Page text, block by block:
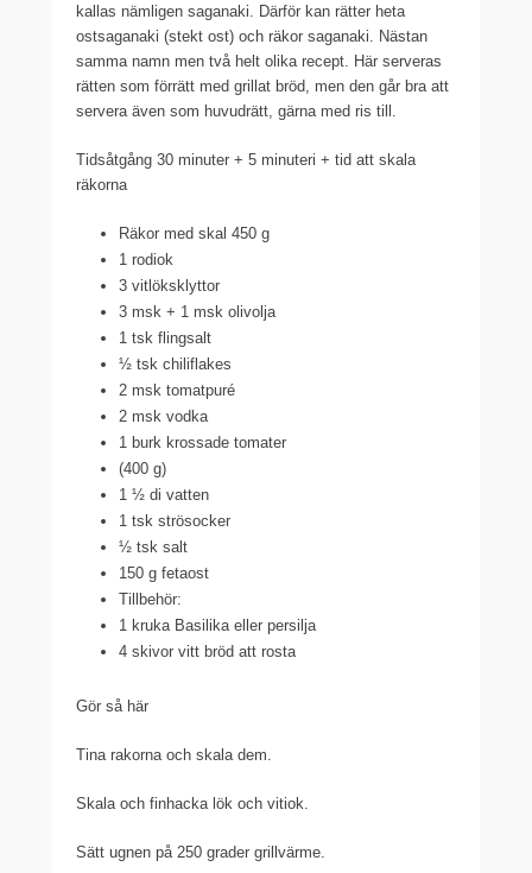
kallas nämligen saganaki. Därför kan rätter heta
ostsaganaki (stekt ost) och räkor saganaki. Nästan
samma namn men två helt olika recept. Här serveras
rätten som förrätt med grillat bröd, men den går bra att
servera även som huvudrätt, gärna med ris till.
Tidsåtgång 30 minuter + 5 minuteri + tid att skala
räkorna
Räkor med skal 450 g
1 rodiok
3 vitlöksklyttor
3 msk + 1 msk olivolja
1 tsk flingsalt
½ tsk chiliflakes
2 msk tomatpuré
2 msk vodka
1 burk krossade tomater
(400 g)
1 ½ di vatten
1 tsk strösocker
½ tsk salt
150 g fetaost
Tillbehör:
1 kruka Basilika eller persilja
4 skivor vitt bröd att rosta
Gör så här
Tina rakorna och skala dem.
Skala och finhacka lök och vitiok.
Sätt ugnen på 250 grader grillvärme.